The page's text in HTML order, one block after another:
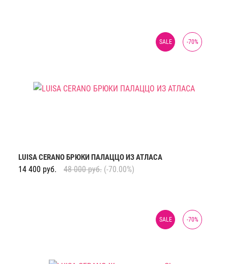
-70%
SALE
LUISA CERANO БРЮКИ ПАЛАЦЦО ИЗ АТЛАСА
14 400 руб. 48 000 руб. (-70.00%)
-70%
SALE